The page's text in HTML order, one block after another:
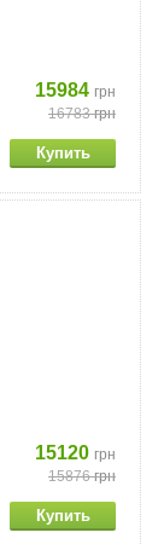
15984 грн
16783грн
15120 грн
15876грн